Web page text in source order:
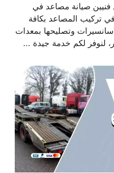
فنيين صيانة مصاعد في
تركيب المصاعد بكافة
وتصليحها بمعدات
لنوفر لكم خدمة جيدة ...